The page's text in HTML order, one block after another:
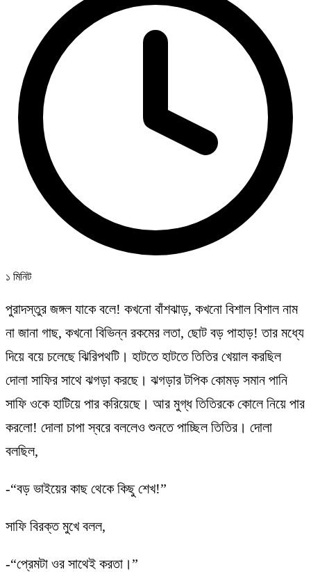
১ মিনিট
পুরাদস্তুর জঙ্গল যাকে বলে! কখনো বাঁশঝাড়, কখনো বিশাল বিশাল নাম
না জানা গাছ, কখনো বিভিন্ন রকমের লতা, ছোট বড় পাহাড়! তার মধ্যে
দিয়ে বয়ে চলেছে ঝিরিপথটি। হাটতে হাটতে তিতির খেয়াল করছিল
দোলা সাফির সাথে ঝগড়া করছে। ঝগড়ার টপিক কোমড় সমান পানি
সাফি ওকে হাটিয়ে পার করিয়েছে। আর মুগ্ধ তিতিরকে কোলে নিয়ে পার
করলো! দোলা চাপা স্বরে বললেও শুনতে পাচ্ছিল তিতির। দোলা
বলছিল,
-“বড় ভাইয়ের কাছ থেকে কিছু শেখ!”
সাফি বিরক্ত মুখে বলল,
-“প্রেমটা ওর সাথেই করতা।”